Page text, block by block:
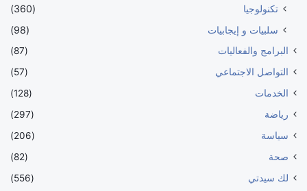
تكنولوجيا
(360)
سلبيات و إيجابيات
(98)
البرامج والفعاليات
(87)
التواصل الاجتماعي
(57)
الخدمات
(128)
رياضة
(297)
سياسة
(206)
صحة
(82)
لك سيدتي
(556)